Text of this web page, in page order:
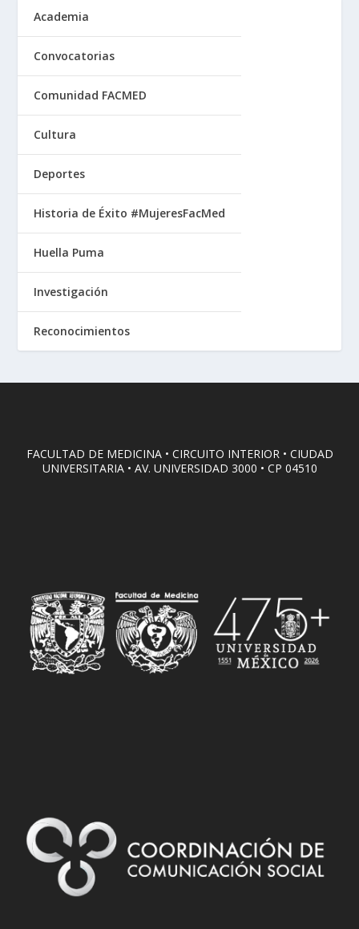
Academia
Convocatorias
Comunidad FACMED
Cultura
Deportes
Historia de Éxito #MujeresFacMed
Huella Puma
Investigación
Reconocimientos
FACULTAD DE MEDICINA • CIRCUITO INTERIOR • CIUDAD
UNIVERSITARIA • AV. UNIVERSIDAD 3000 • CP 04510